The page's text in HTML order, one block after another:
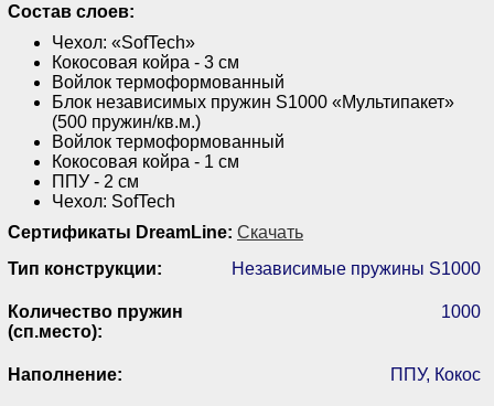
Состав слоев:
Чехол: «SofTech»
Кокосовая койра - 3 см
Войлок термоформованный
Блок независимых пружин S1000 «Мультипакет»
(500 пружин/кв.м.)
Войлок термоформованный
Кокосовая койра - 1 см
ППУ - 2 см
Чехол: SofTech
Сертификаты DreamLine: Скачать
Тип конструкции:
Независимые пружины S1000
Количество пружин
(сп.место):
1000
Наполнение: ППУ, Кокос